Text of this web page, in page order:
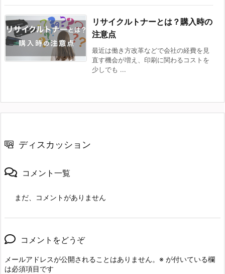
リサイクルトナーとは？購入時の
注意点
最近は働き方改革などで会社の経費を見
直す機会が増え、印刷に関わるコストを
少しでも ...
ディスカッション
コメント一覧
まだ、コメントがありません
コメントをどうぞ
メールアドレスが公開されることはありません。 ※ が付いている欄
は必須項目です